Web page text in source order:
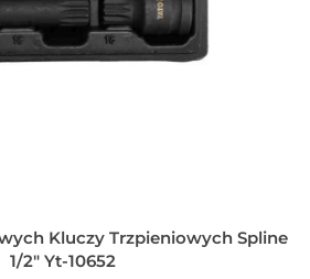
Kluczy Trzpieniowych Spline
1/2" Yt-10652